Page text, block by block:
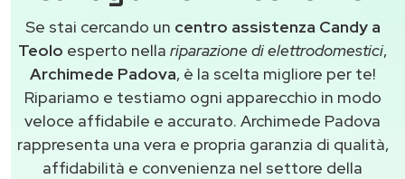
Se stai cercando un centro assistenza Candy a
Teolo esperto nella riparazione di elettrodomestici,
Archimede Padova, è la scelta migliore per te!
Ripariamo e testiamo ogni apparecchio in modo
veloce affidabile e accurato. Archimede Padova
rappresenta una vera e propria garanzia di qualità,
affidabilità e convenienza nel settore della